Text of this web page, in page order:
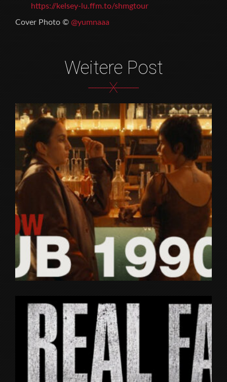
https://kelsey-lu.ffm.to/shmgtour
Cover Photo ©@yumnaaa
Weitere Post
X